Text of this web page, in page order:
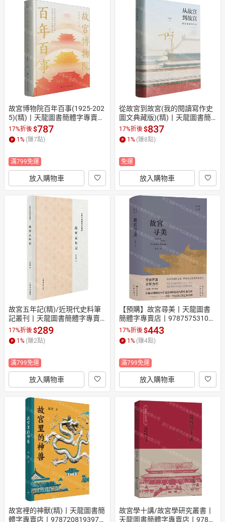
故宮博物院百年百事(1925-202
5)(精)丨天龍圖書簡體字專賣店
丨9787520224932 (tl2607)
17%折後$787
1 % (賺7點)
滿799免運
放入購物車
從故宮到故宮(我的閱讀寫作史
圖文典藏版)(精)丨天龍圖書簡
體字專賣店丨9787545172218
(tl2609)
17%折後$837
1 % (賺8點)
免運
放入購物車
故宮五年記(精)/近現代史料筆
記叢刊丨天龍圖書簡體字專賣
店丨9787545825459 (tl2606)
17%折後$289
1% (賺2點)
滿799免運
放入購物車
【預購】故宮尋美丨天龍圖書
簡體字專賣店丨978757531049
9 (tl2610)
17%折後$443
1% (賺4點)
滿799免運
放入購物車
故宮裡的神獸(精)丨天龍圖書簡
體字專賣店丨9787208193970
故宮學十講/故宮學研究叢書丨
天龍圖書簡體字專賣店丨97871